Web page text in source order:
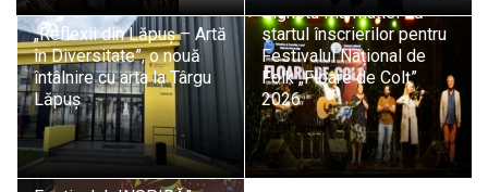
„Reflexii din Lăpuș – Artă
în Diversitate”, o nouă
întâlnire cu arta la Târgu
Lăpuș
Sighetu Marmației dă
startul înscrierilor pentru
Festivalul Național de
Folk „Floare de Colț”
2026